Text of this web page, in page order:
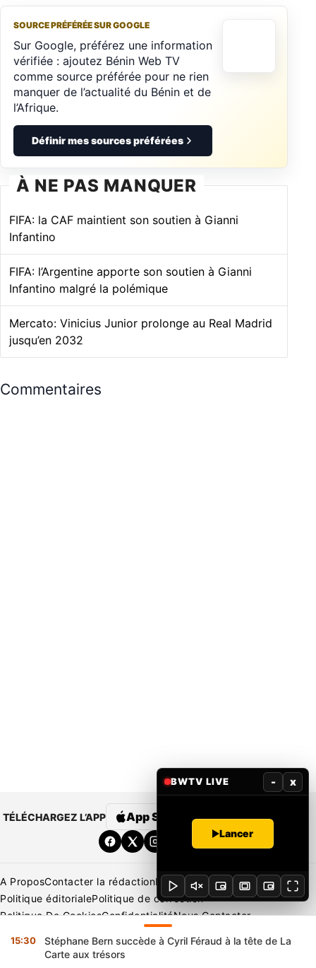
SOURCE PRÉFÉRÉE SUR GOOGLE
Sur Google, préférez une information
vérifiée : ajoutez Bénin Web TV
comme source préférée pour ne rien
manquer de l’actualité du Bénin et de
l’Afrique.
Définir mes sources préférées
À NE PAS MANQUER
FIFA: la CAF maintient son soutien à Gianni
Infantino
FIFA: l’Argentine apporte son soutien à Gianni
Infantino malgré la polémique
Mercato: Vinicius Junior prolonge au Real Madrid
jusqu’en 2032
Commentaires
TÉLÉCHARGEZ L’APP App Store Google Play
A ProposContacter la rédactionRédaction Mentions légales
Politique éditorialePolitique de correction
Politique De CookiesConfidentialitéNous Contacter
Copyright © 2026 BENIN WEB TV | Tous Droits Réservés
15:30
Stéphane Bern succède à Cyril Féraud à la tête de La
Carte aux trésors
BWTV LIVE - x
Lancer